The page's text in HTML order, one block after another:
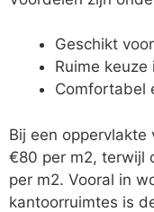
Geschikt
Ruime
Comfortabel
Bij een
€80 per m2, terwijl
per m2. Vooral in
kantoorruimtes is